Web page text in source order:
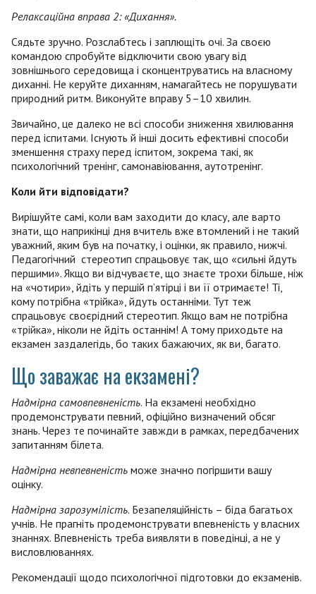
Релаксаційна вправа 2: «Дихання».
Сядьте зручно. Розслабтесь і заплющіть очі. За своєю
командою спробуйте відключити свою увагу від
зовнішнього середовища і сконцентруватись на власному
диханні. Не керуйте диханням, намагайтесь не порушувати
природний ритм. Виконуйте вправу 5–10 хвилин.
Звичайно, це далеко не всі способи зниження хвилювання
перед іспитами. Існують й інші досить ефективні способи
зменшення страху перед іспитом, зокрема такі, як
психологічний тренінг, самонавіювання, аутотренінг.
Коли йти відповідати?
Вирішуйте самі, коли вам заходити до класу, але варто
знати, що наприкінці дня вчитель вже втомлений і не такий
уважний, яким був на початку, і оцінки, як правило, нижчі.
Педагогічний стереотип спрацьовує так, що «сильні йдуть
першими». Якщо ви відчуваєте, що знаєте трохи більше, ніж
на «чотири», йдіть у першій п’ятірці і ви її отримаєте! Ті,
кому потрібна «трійка», йдуть останніми. Тут теж
спрацьовує своєрідний стереотип. Якщо вам не потрібна
«трійка», ніколи не йдіть останнім! А тому приходьте на
екзамен заздалегідь, бо таких бажаючих, як ви, багато.
Що заважає на екзамені?
Надмірна самовпевненість. На екзамені необхідно
продемонструвати певний, офіційно визначений обсяг
знань. Через те починайте завжди в рамках, передбачених
запитанням білета.
Надмірна невпевненість може значно погіршити вашу
оцінку.
Надмірна зарозумілість. Безапеляційність – біда багатьох
учнів. Не прагніть продемонструвати впевненість у власних
знаннях. Впевненість треба виявляти в поведінці, а не у
висловлюваннях.
Рекомендації щодо психологічної підготовки до екзаменів.